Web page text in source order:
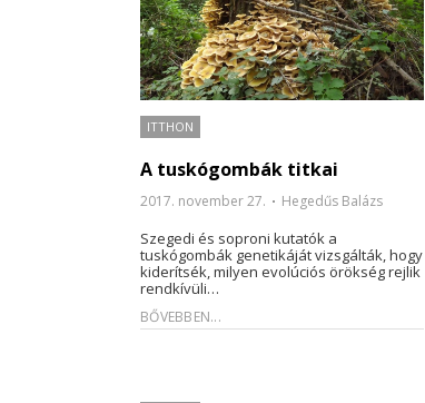
ITTHON
A tuskógombák titkai
2017. november 27. Hegedűs Balázs
Szegedi és soproni kutatók a
tuskógombák genetikáját vizsgálták, hogy
kiderítsék, milyen evolúciós örökség rejlik
rendkívüli…
BŐVEBBEN...